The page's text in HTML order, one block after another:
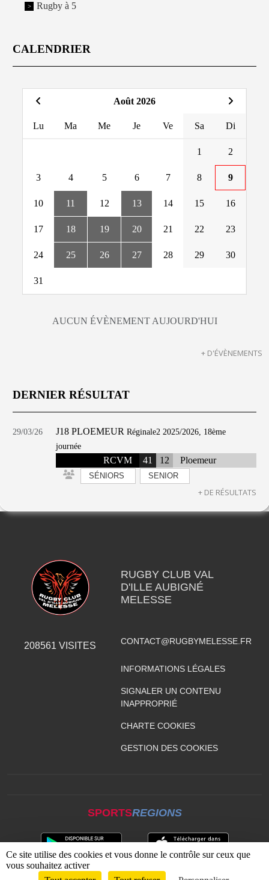
Rugby à 5
CALENDRIER
Août 2026
Lu Ma Me Je Ve Sa Di
1 2
3 4 5 6 7 8 9
10 11 12 13 14 15 16
17 18 19 20 21 22 23
24 25 26 27 28 29 30
31
AUCUN ÉVÈNEMENT AUJOURD'HUI
+ D'ÉVÈNEMENTS
DERNIER RÉSULTAT
29/03/26 J18 PLOEMEUR Réginale2 2025/2026, 18ème
journée
RCVM 41 12 Ploemeur
SÉNIORS SENIOR
+ DE RÉSULTATS
208561 VISITES
RUGBY CLUB VAL
D'ILLE AUBIGNÉ
MELESSE
CONTACT@RUGBYMELESSE.FR
INFORMATIONS LÉGALES
SIGNALER UN CONTENU
INAPPROPRIÉ
CHARTE COOKIES
GESTION DES COOKIES
SPORTSREGIONS
Ce site utilise des cookies et vous donne le contrôle sur ceux que
vous souhaitez activer